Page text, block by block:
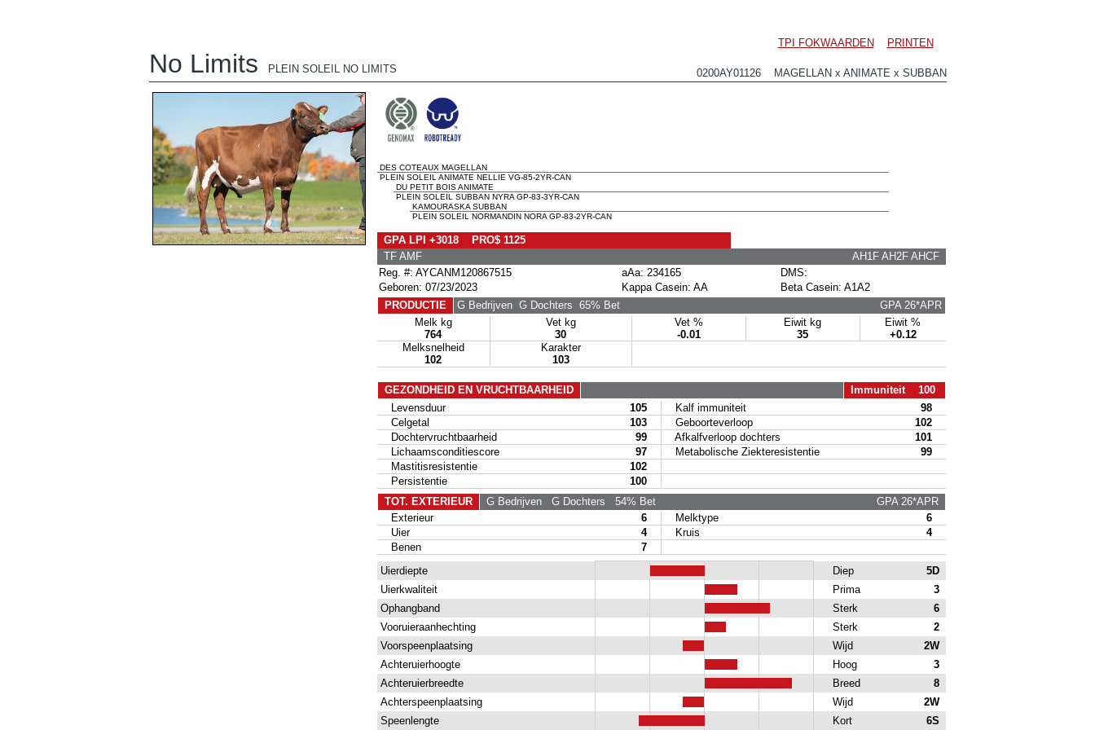
TPI FOKWAARDEN PRINTEN
No Limits PLEIN SOLEIL NO LIMITS 0200AY01126 MAGELLAN x ANIMATE x SUBBAN
DES COTEAUX MAGELLAN
PLEIN SOLEIL ANIMATE NELLIE VG-85-2YR-CAN
DU PETIT BOIS ANIMATE
PLEIN SOLEIL SUBBAN NYRA GP-83-3YR-CAN
KAMOURASKA SUBBAN
PLEIN SOLEIL NORMANDIN NORA GP-83-2YR-CAN
GPA LPI +3018 PRO$ 1125
TF AMF
AH1F AH2F AHCF
Reg. #: AYCANM120867515
aAa: 234165
DMS:
Geboren: 07/23/2023
Kappa Casein: AA
Beta Casein: A1A2
PRODUCTIE
G BedrijvenG Dochters 65% Bet
GPA 26*APR
Melk kg
764
Vet kg
30
Vet %
-0.01
Eiwit kg
35
Eiwit %
+0.12
Melksnelheid
102
Karakter
103
GEZONDHEID EN VRUCHTBAARHEID
Immuniteit 100
Levensduur
105 Kalf immuniteit
98
Celgetal
103 Geboorteverloop
102
Dochtervruchtbaarheid
99 Afkalfverloop dochters
101
Lichaamsconditiescore
97 Metabolische Ziekteresistentie
99
Mastitisresistentie
102
Persistentie
100
TOT. EXTERIEUR
G BedrijvenG Dochters 54% Bet
GPA 26*APR
Exterieur
6 Melktype
6
Uier
4 Kruis
4
Benen
7
Uierdiepte
Diep
5D
Uierkwaliteit
Prima
3
Ophangband
Sterk
6
Vooruieraanhechting
Sterk
2
Voorspeenplaatsing
Wijd
2W
Achteruierhoogte
Hoog
3
Achteruierbreedte
Breed
8
Achterspeenplaatsing
Wijd
2W
Speenlengte
Kort 6S